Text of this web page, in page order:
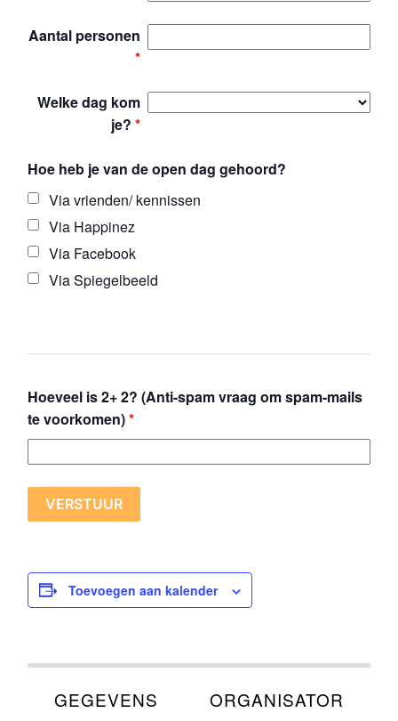
Aantal personen
*
Welke dag kom
je?*
Hoe heb je van de open dag gehoord?
Via vrienden/ kennissen
Via Happinez
Via Facebook
Via Spiegelbeeld
Hoeveel is 2+ 2? (Anti-spam vraag om spam-mails
te voorkomen)*
Toevoegen aan kalender
GEGEVENS ORGANISATOR